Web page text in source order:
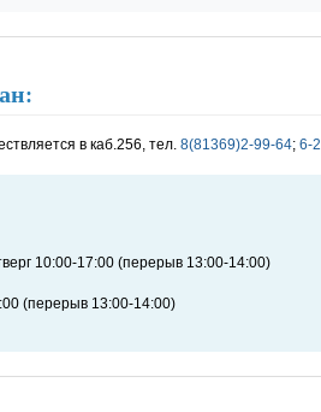
в каб.256, тел. 8(81369)2-99-64; 6-
10:00-17:00 (перерыв 13:00-14:00)
(перерыв 13:00-14:00)